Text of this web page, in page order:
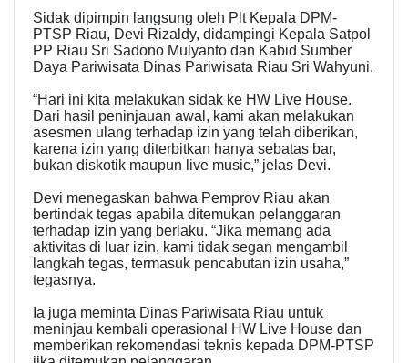
Sidak dipimpin langsung oleh Plt Kepala DPM-
PTSP Riau, Devi Rizaldy, didampingi Kepala Satpol
PP Riau Sri Sadono Mulyanto dan Kabid Sumber
Daya Pariwisata Dinas Pariwisata Riau Sri Wahyuni.
“Hari ini kita melakukan sidak ke HW Live House.
Dari hasil peninjauan awal, kami akan melakukan
asesmen ulang terhadap izin yang telah diberikan,
karena izin yang diterbitkan hanya sebatas bar,
bukan diskotik maupun live music,” jelas Devi.
Devi menegaskan bahwa Pemprov Riau akan
bertindak tegas apabila ditemukan pelanggaran
terhadap izin yang berlaku. “Jika memang ada
aktivitas di luar izin, kami tidak segan mengambil
langkah tegas, termasuk pencabutan izin usaha,”
tegasnya.
Ia juga meminta Dinas Pariwisata Riau untuk
meninjau kembali operasional HW Live House dan
memberikan rekomendasi teknis kepada DPM-PTSP